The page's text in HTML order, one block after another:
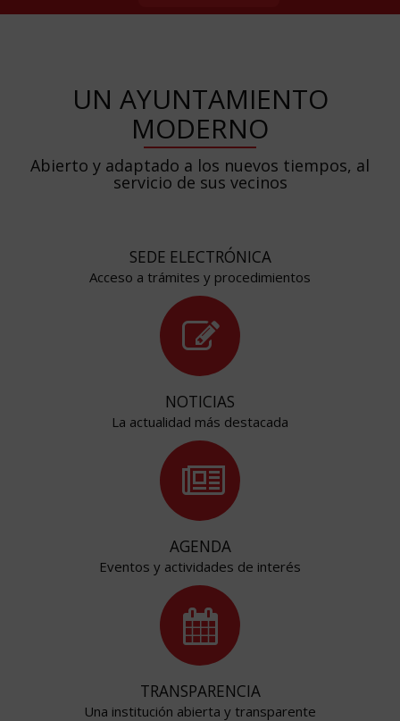
UN AYUNTAMIENTO
MODERNO
Abierto y adaptado a los nuevos tiempos, al
servicio de sus vecinos
SEDE ELECTRÓNICA
Acceso a trámites y procedimientos
NOTICIAS
La actualidad más destacada
AGENDA
Eventos y actividades de interés
TRANSPARENCIA
Una institución abierta y transparente